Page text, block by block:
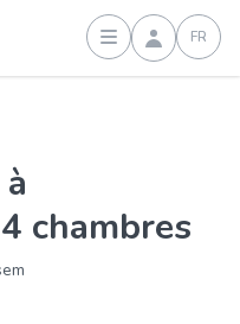
Connexion
FR
chambres